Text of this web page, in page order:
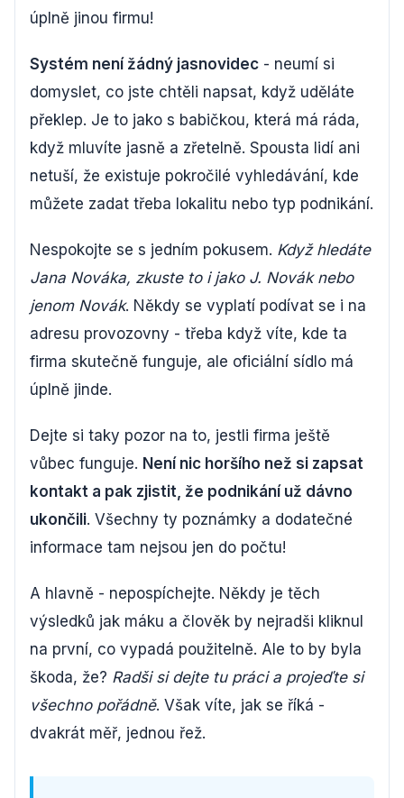
úplně jinou firmu!
Systém není žádný jasnovidec - neumí si
domyslet, co jste chtěli napsat, když uděláte
překlep. Je to jako s babičkou, která má ráda,
když mluvíte jasně a zřetelně. Spousta lidí ani
netuší, že existuje pokročilé vyhledávání, kde
můžete zadat třeba lokalitu nebo typ podnikání.
Nespokojte se s jedním pokusem. Když hledáte
Jana Nováka, zkuste to i jako J. Novák nebo
jenom Novák. Někdy se vyplatí podívat se i na
adresu provozovny - třeba když víte, kde ta
firma skutečně funguje, ale oficiální sídlo má
úplně jinde.
Dejte si taky pozor na to, jestli firma ještě
vůbec funguje. Není nic horšího než si zapsat
kontakt a pak zjistit, že podnikání už dávno
ukončili. Všechny ty poznámky a dodatečné
informace tam nejsou jen do počtu!
A hlavně - nepospíchejte. Někdy je těch
výsledků jak máku a člověk by nejradši kliknul
na první, co vypadá použitelně. Ale to by byla
škoda, že? Radši si dejte tu práci a projeďte si
všechno pořádně. Však víte, jak se říká -
dvakrát měř, jednou řež.